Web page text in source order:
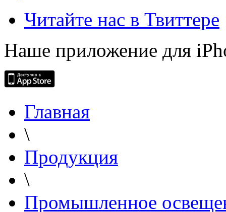
Читайте нас в Твиттере
Наше приложение для
Главная
\
Продукция
\
Промышленное